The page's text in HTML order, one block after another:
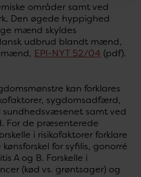
områder samt ved
Den øgede hyppighed
mænd skyldes
udbrud blandt mænd,
mænd, EPI-NYT 52/04 (pdf).
kan forklares
sygdomsadfærd,
sundhedsvæsenet samt ved
For de præsenterede
i risikofaktorer forklare
for syfilis, gonorré
A og B. Forskelle i
(kød vs. grøntsager) og